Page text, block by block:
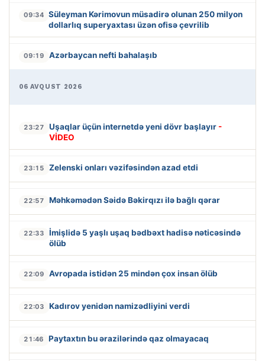
09:34 Süleyman Kərimovun müsadirə olunan 250 milyon
dollarlıq superyaxtası üzən ofisə çevrilib
09:19 Azərbaycan nefti bahalaşıb
06 AVQUST 2026
23:27 Uşaqlar üçün internetdə yeni dövr başlayır -
VİDEO
23:15 Zelenski onları vəzifəsindən azad etdi
22:57 Məhkəmədən Səidə Bəkirqızı ilə bağlı qərar
22:33
İmişlidə 5 yaşlı uşaq bədbəxt hadisə nəticəsində
ölüb
22:09 Avropada istidən 25 mindən çox insan ölüb
22:03 Kadırov yenidən namizədliyini verdi
21:46 Paytaxtın bu ərazilərində qaz olmayacaq